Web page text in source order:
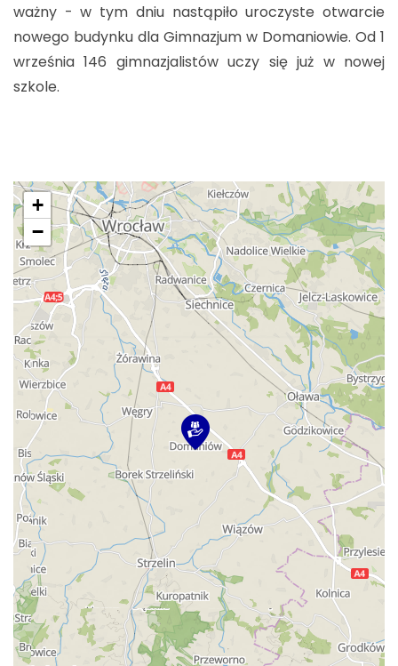
ważny - w tym dniu nastąpiło uroczyste otwarcie
nowego budynku dla Gimnazjum w Domaniowie. Od 1
września 146 gimnazjalistów uczy się już w nowej
szkole.
+
−